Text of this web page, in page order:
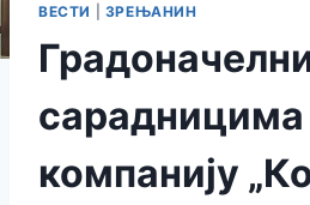
ВЕСТИ ЗРЕЊАНИН
компанију